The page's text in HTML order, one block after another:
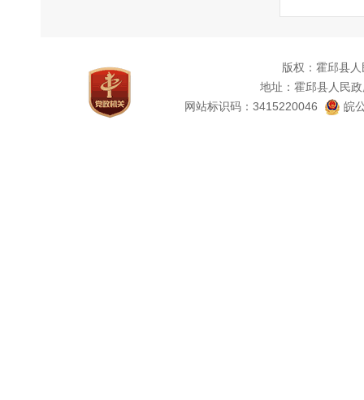
版权：霍邱县
地址：霍邱县人民
网站标识码：3415220046
皖